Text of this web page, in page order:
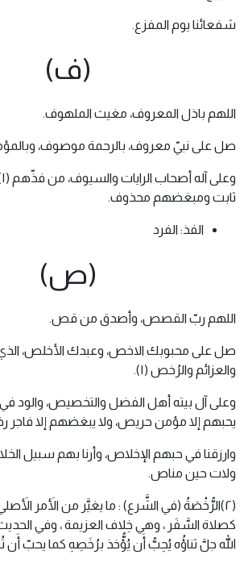
شفعائنا يوم المفزع.
(ف)
اللهم باذل المعروف، مغيث الملهوف.
صل على نبيّ معروف، بالرحمة موصوف،
ثابت ومبغضهم محذوف.
الفذ: الفرد
(ص)
اللهم ربّ القصص، وأصدق من قص.
صل على محبوبك الاخص، وعبدك الأخلص، الذي
والعزائم والرُخص (١).
وعلى آل بيته أهل الفضل والتخصيص، والود
يحبهم إلا مؤمن حريص، ولا يبغضهم إلا فاجر
وارزقنا في حبهم الإخلاص، وأرنا بهم سبيل
ولات حين مناص.
(٢)الرُّخْصَةُ (في الشَّرع) : ما يغيَّر من الأَمر
كصلاة السَّفَر ، وهي خِلاف العزيمة ، وفي
الله جلَّ ثناؤُه يُحِبُّ أَن يُؤُّخذ برُخَصِهِ كما يحبّ أَن